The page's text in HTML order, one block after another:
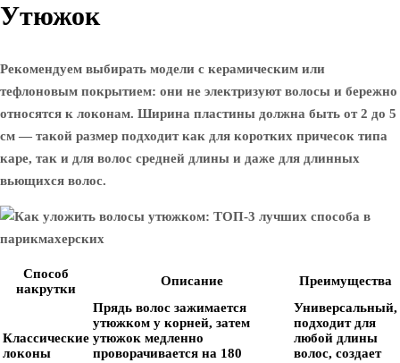
Утюжок
Рекомендуем выбирать модели с керамическим или
тефлоновым покрытием: они не электризуют волосы и бережно
относятся к локонам. Ширина пластины должна быть от 2 до 5
см — такой размер подходит как для коротких причесок типа
каре, так и для волос средней длины и даже для длинных
вьющихся волос.
Способ
накрутки
Описание Преимущества
Классические
локоны
Прядь волос зажимается
утюжком у корней, затем
утюжок медленно
проворачивается на 180
Универсальный,
подходит для
любой длины
волос, создает